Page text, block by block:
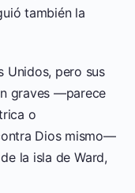
también la
Unidos, pero sus
graves —parece
o
Dios mismo—
la isla de Ward,